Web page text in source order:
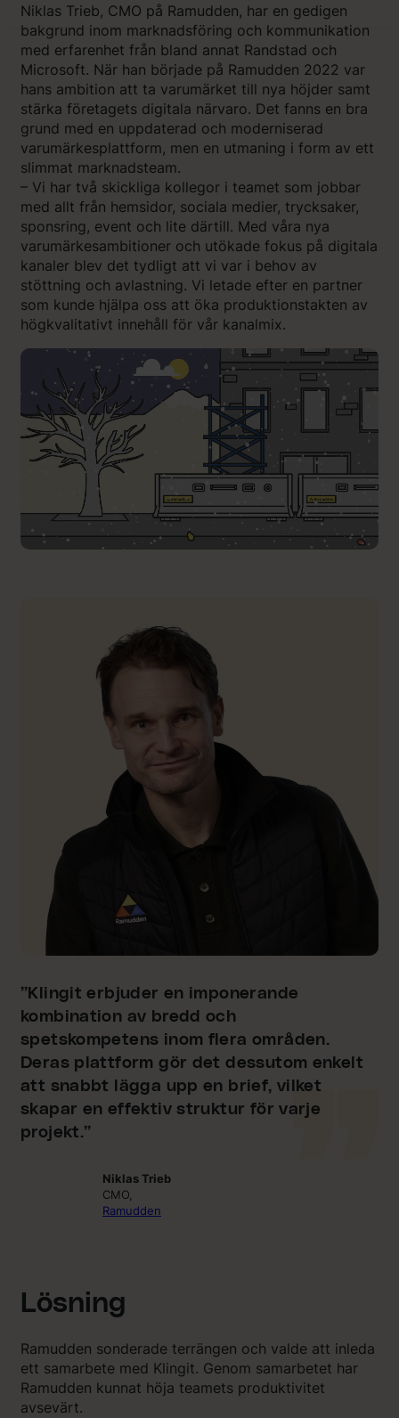
Niklas Trieb, CMO på Ramudden, har en gedigen
bakgrund inom marknadsföring och kommunikation
med erfarenhet från bland annat Randstad och
Microsoft. När han började på Ramudden 2022 var
hans ambition att ta varumärket till nya höjder samt
stärka företagets digitala närvaro. Det fanns en bra
grund med en uppdaterad och moderniserad
varumärkesplattform, men en utmaning i form av ett
slimmat marknadsteam.
– Vi har två skickliga kollegor i teamet som jobbar
med allt från hemsidor, sociala medier, trycksaker,
sponsring, event och lite därtill. Med våra nya
varumärkesambitioner och utökade fokus på digitala
kanaler blev det tydligt att vi var i behov av
stöttning och avlastning. Vi letade efter en partner
som kunde hjälpa oss att öka produktionstakten av
högkvalitativt innehåll för vår kanalmix.
”Klingit erbjuder en imponerande
kombination av bredd och
spetskompetens inom flera områden.
Deras plattform gör det dessutom enkelt
att snabbt lägga upp en brief, vilket
skapar en effektiv struktur för varje
projekt.”
Niklas Trieb
CMO,
Ramudden
Lösning
Ramudden sonderade terrängen och valde att inleda
ett samarbete med Klingit. Genom samarbetet har
Ramudden kunnat höja teamets produktivitet
avsevärt.